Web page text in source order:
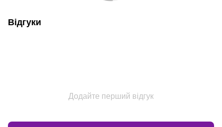
Відгуки
Додайте перший відгук